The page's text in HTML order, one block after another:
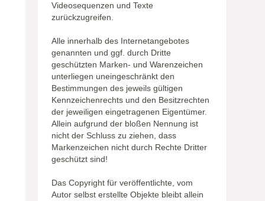
Videosequenzen und Texte
zurückzugreifen.
Alle innerhalb des Internetangebotes
genannten und ggf. durch Dritte
geschützten Marken- und Warenzeichen
unterliegen uneingeschränkt den
Bestimmungen des jeweils gültigen
Kennzeichenrechts und den Besitzrechten
der jeweiligen eingetragenen Eigentümer.
Allein aufgrund der bloßen Nennung ist
nicht der Schluss zu ziehen, dass
Markenzeichen nicht durch Rechte Dritter
geschützt sind!
Das Copyright für veröffentlichte, vom
Autor selbst erstellte Objekte bleibt allein